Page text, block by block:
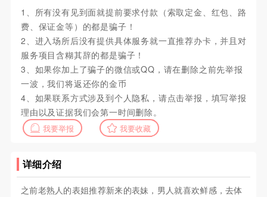
1、所有没有见到面就提前要求付款（索取定金、红包、路
费、保证金等）的都是骗子！
2、进入场所后没有提供具体服务就一直推荐办卡，并且对
服务项目含糊其辞的都是骗子！
3、如果你加上了骗子的微信或QQ，请在删除之前先举报
一波，我们将返还你的金币
4、如果联系方式涉及到个人隐私，请点击举报，填写举报
理由以及证据我们会第一时间删除。
我要举报 我要收藏
详细介绍
之前老熟人的表姐推荐新来的表妹，男人就喜欢鲜感，去体